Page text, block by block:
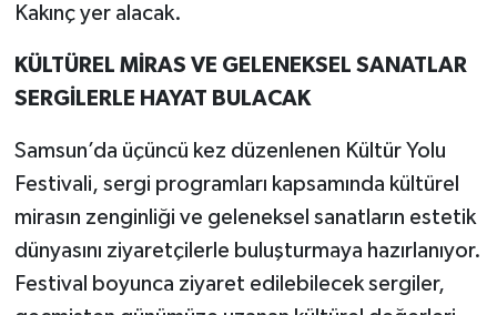
Kakınç yer alacak.
KÜLTÜREL MİRAS VE GELENEKSEL SANATLAR
SERGİLERLE HAYAT BULACAK
Samsun’da üçüncü kez düzenlenen Kültür Yolu
Festivali, sergi programları kapsamında kültürel
mirasın zenginliği ve geleneksel sanatların estetik
dünyasını ziyaretçilerle buluşturmaya hazırlanıyor.
Festival boyunca ziyaret edilebilecek sergiler,